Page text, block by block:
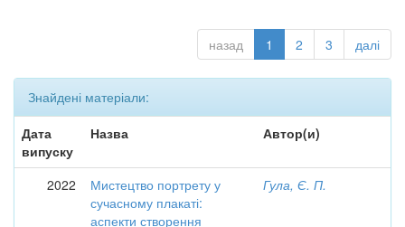
назад 1 2 3 далі
Знайдені матеріали:
Дата
випуску
Назва Автор(и)
2022
Мистецтво портрету у
сучасному плакаті:
аспекти створення
Гула, Є. П.